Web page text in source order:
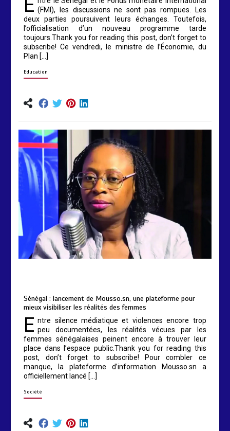
E (FMI), les discussions ne sont pas rompues. Les
deux parties poursuivent leurs échanges. Toutefois,
l’officialisation d’un nouveau programme tarde
toujours.Thank you for reading this post, don’t forget to
subscribe! Ce vendredi, le ministre de l’Économie, du
Plan […]
Education
Sénégal : lancement de Mousso.sn, une plateforme pour
mieux visibiliser les réalités des femmes
E ntre silence médiatique et violences encore trop
peu documentées, les réalités vécues par les
femmes sénégalaises peinent encore à trouver leur
place dans l’espace public.Thank you for reading this
post, don’t forget to subscribe! Pour combler ce
manque, la plateforme d’information Mousso.sn a
officiellement lancé […]
Société